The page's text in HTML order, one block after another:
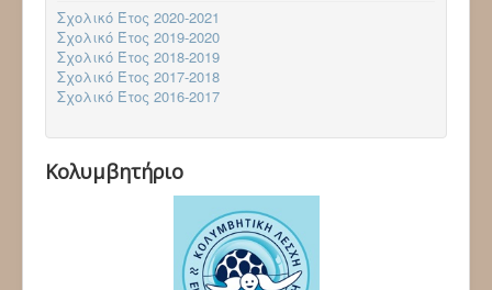
Σχολικό Έτος 2020-2021
Σχολικό Έτος 2019-2020
Σχολικό Έτος 2018-2019
Σχολικό Έτος 2017-2018
Σχολικό Έτος 2016-2017
Κολυμβητήριο